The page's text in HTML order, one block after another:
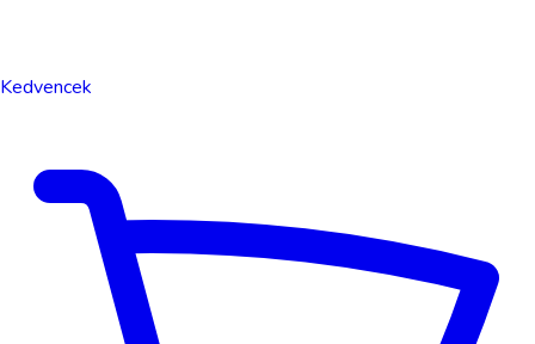
Kedvencek